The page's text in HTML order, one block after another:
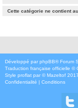
Cette catégorie ne contient
Développé par phpBB® Forum
Traduction française officielle ©
Style proflat par ©Mazeltof 2017
Confidentialité | Conditions